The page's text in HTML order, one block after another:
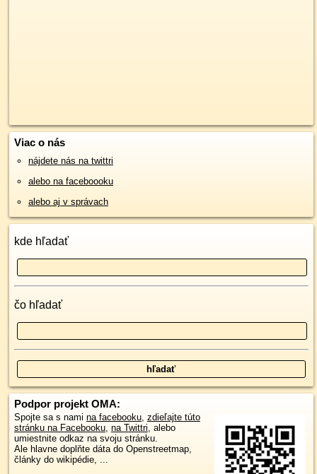
Viac o nás
nájdete nás na twittri
alebo na faceboooku
alebo aj v správach
kde hľadať
čo hľadať
Podpor projekt OMA:
Spojte sa s nami na facebooku, zdieľajte túto
stránku na Facebooku, na Twittri, alebo
umiestnite odkaz na svoju stránku.
Ale hlavne doplňte dáta do Openstreetmap,
články do wikipédie, ...